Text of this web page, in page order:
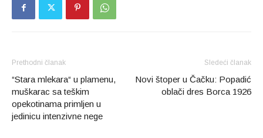
Prethodni članak
“Stara mlekara“ u plamenu,
muškarac sa teškim
opekotinama primljen u
jedinicu intenzivne nege
Sledeći članak
Novi štoper u Čačku: Popadić
oblači dres Borca 1926